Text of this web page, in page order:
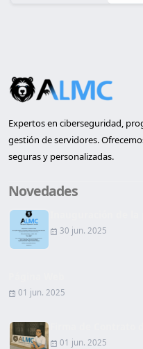
Expertos en ciberseguridad,
gestión de servidores.
seguras y personalizadas.
Novedades
30 jun. 2025
01 jun. 2025
01 jun. 2025